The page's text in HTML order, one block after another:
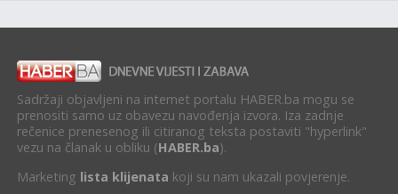
Sadržaji objavljeni na internet portalu HABER.ba mogu se
prenositi samo uz obavezu navođenja izvora. Iza zadnje
rečenice prenesenog ili citiranog teksta postaviti "hyperlink"
vezu na članak u obliku (HABER.ba).
Marketing lista klijenata koji su nam ukazali povjerenje.